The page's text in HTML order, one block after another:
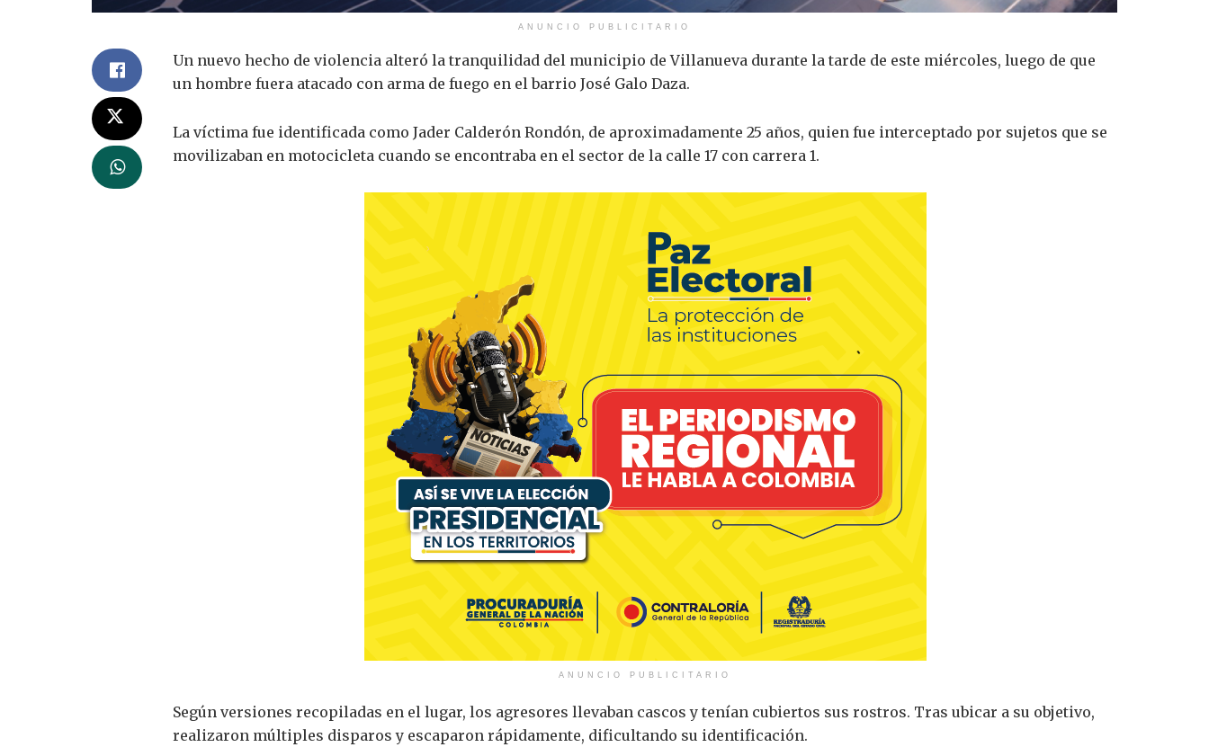
ANUNCIO PUBLICITARIO
Un nuevo hecho de violencia alteró la tranquilidad del municipio de Villanueva durante la tarde de este miércoles, luego de que
un hombre fuera atacado con arma de fuego en el barrio José Galo Daza.
La víctima fue identificada como Jader Calderón Rondón, de aproximadamente 25 años, quien fue interceptado por sujetos que se
movilizaban en motocicleta cuando se encontraba en el sector de la calle 17 con carrera 1.
ANUNCIO PUBLICITARIO
Según versiones recopiladas en el lugar, los agresores llevaban cascos y tenían cubiertos sus rostros. Tras ubicar a su objetivo,
realizaron múltiples disparos y escaparon rápidamente, dificultando su identificación.